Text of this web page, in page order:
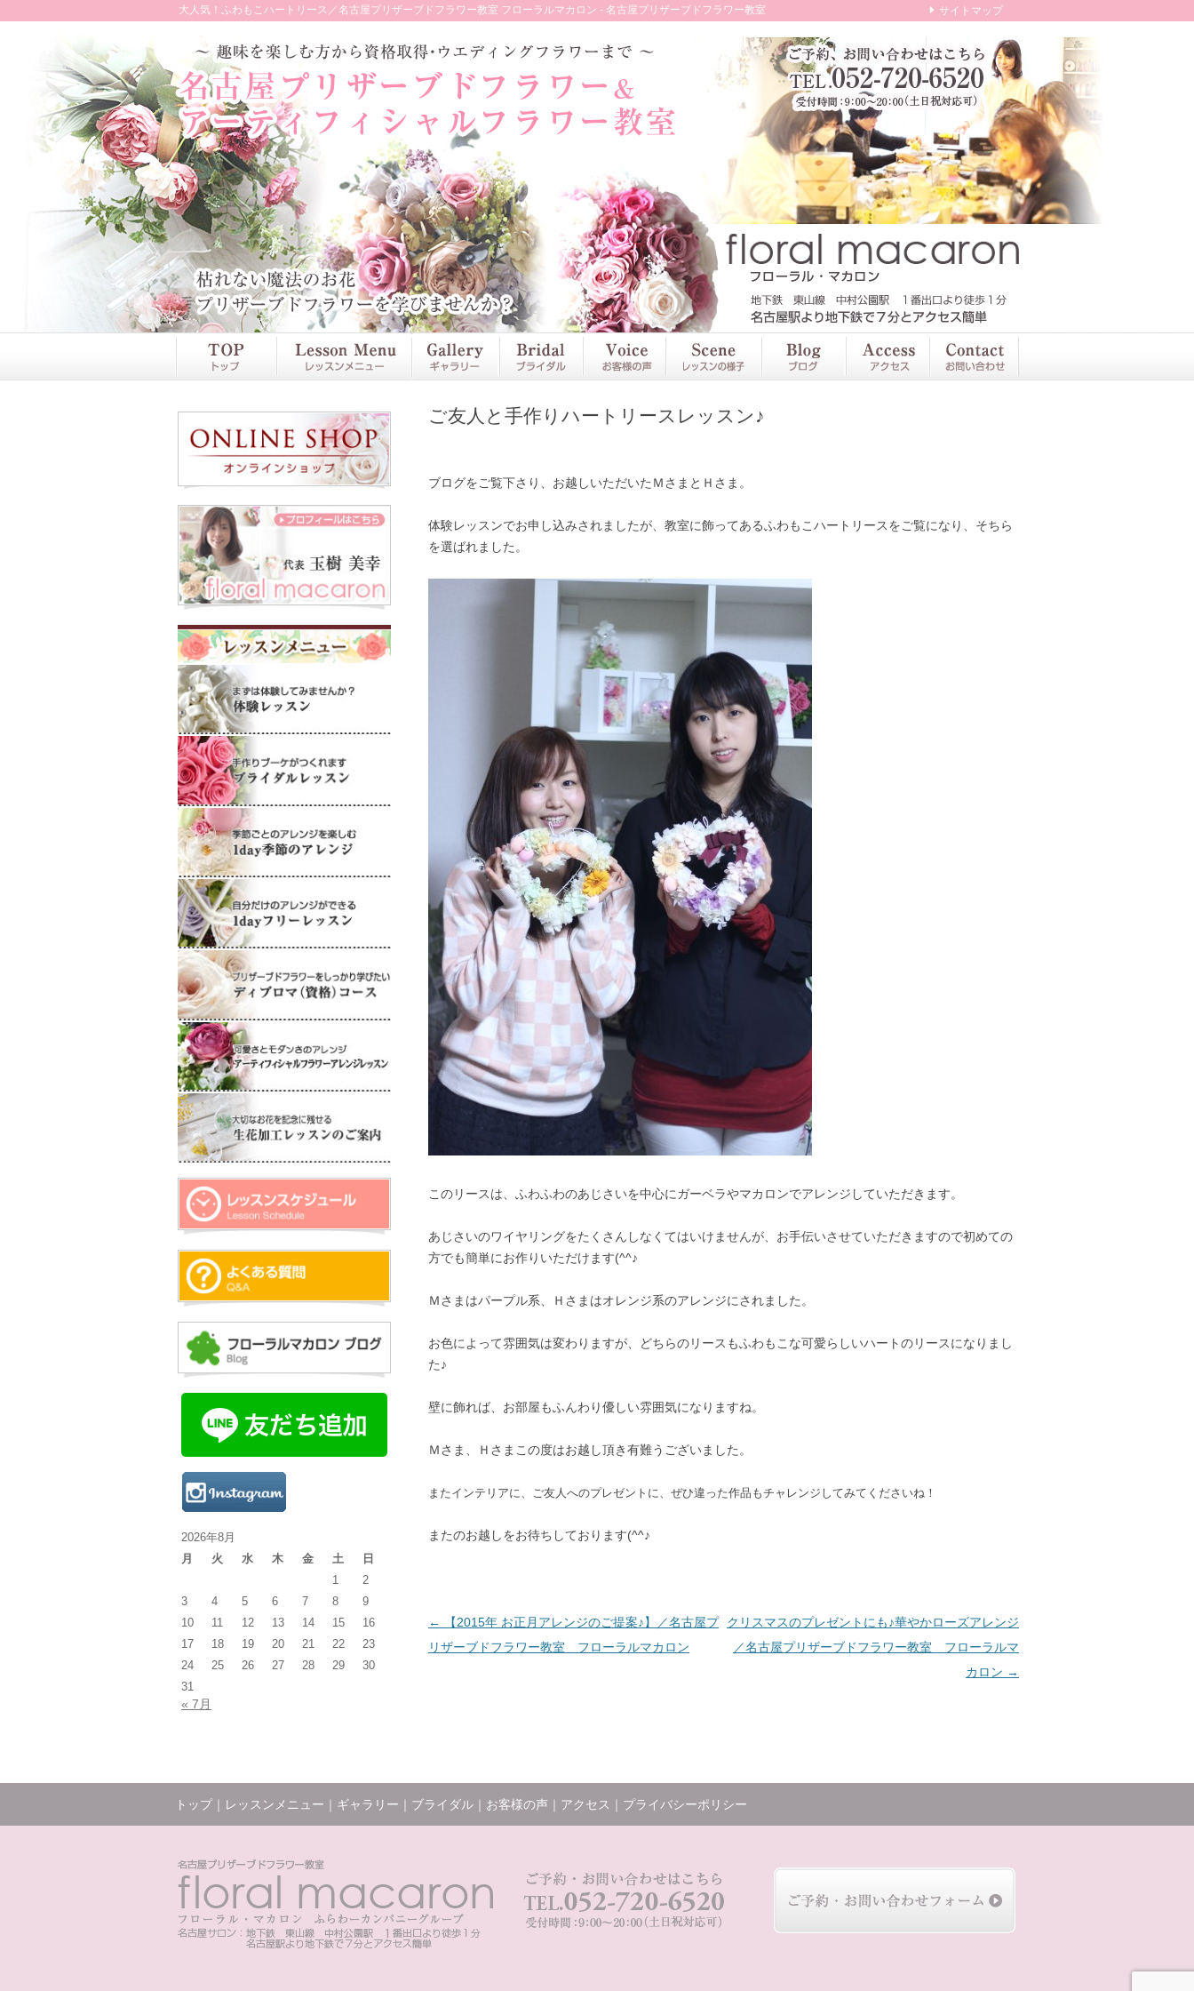
大人気！ふわもこハートリース／名古屋プリザーブドフラワー教室 フローラルマカロン - 名古屋プリザーブドフラワー教室 サイトマップ
ご友人と手作りハートリースレッスン♪
ブログをご覧下さり、お越しいただいたＭさまとＨさま。
体験レッスンでお申し込みされましたが、教室に飾ってあるふわもこハートリースをご覧になり、そちら
を選ばれました。
このリースは、ふわふわのあじさいを中心にガーベラやマカロンでアレンジしていただきます。
あじさいのワイヤリングをたくさんしなくてはいけませんが、お手伝いさせていただきますので初めての
方でも簡単にお作りいただけます(^^♪
Ｍさまはパープル系、Ｈさまはオレンジ系のアレンジにされました。
お色によって雰囲気は変わりますが、どちらのリースもふわもこな可愛らしいハートのリースになりまし
た♪
壁に飾れば、お部屋もふんわり優しい雰囲気になりますね。
Ｍさま、Ｈさまこの度はお越し頂き有難うございました。
またインテリアに、ご友人へのプレゼントに、 ぜひ違った作品もチャレンジしてみてくださいね！
またのお越しをお待ちしております(^^♪
投稿ナビゲーション
←
【2015年 お正月アレンジのご提案♪】／名古屋プ
リザーブドフラワー教室 フローラルマカロン
クリスマスのプレゼントにも♪華やかローズアレンジ
／名古屋プリザーブドフラワー教室 フローラルマ
カロン →
2026年8月
月
火 水 木 金 土
日
1
2
3
4 5 6 7 8
9
10
11 12 13 14 15
16
17
18 19 20 21 22
23
24
25 26 27 28 29
30
31
« 7月
トップ｜ レッスンメニュー ギャラリー ブライダル お客様の声 アクセス プライバシーポリシー